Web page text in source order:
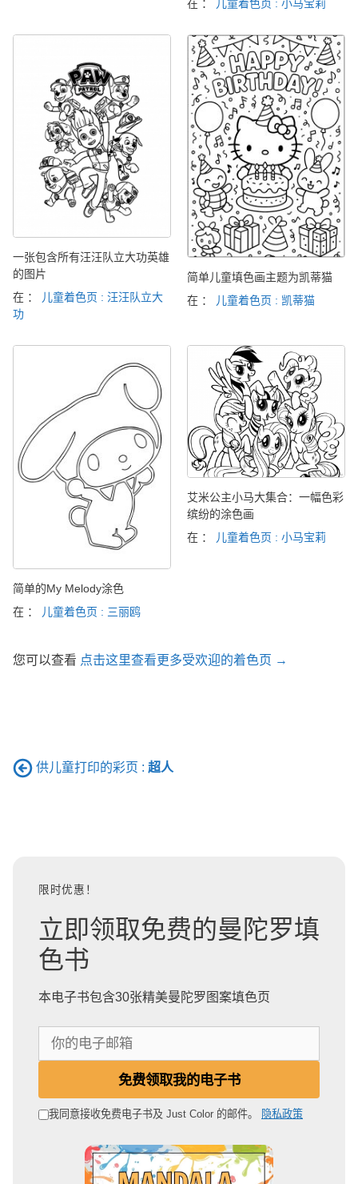
在 ： 儿童着色页 : 小马宝莉
一张包含所有汪汪队立大功英雄
的图片
在 ：
儿童着色页 : 汪汪队立大
功
简单儿童填色画主题为凯蒂猫
在 ：
儿童着色页 : 凯蒂猫
简单的My Melody涂色
在 ：
儿童着色页 : 三丽鸥
艾米公主小马大集合：一幅色彩
缤纷的涂色画
在 ：
儿童着色页 : 小马宝莉
您可以查看 点击这里查看更多受欢迎的着色页 →
供儿童打印的彩页 : 超人
限时优惠！
立即领取免费的曼陀罗填
色书
本电子书包含30张精美曼陀罗图案填色页
邮
免费领取我的电子书
我同意接收免费电子书及 Just Color 的邮件。 隐私政策